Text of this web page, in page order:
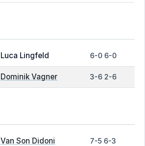
Luca Lingfeld 6-0 6-0
Dominik Vagner 3-6 2-6
Van Son Didoni 7-5 6-3